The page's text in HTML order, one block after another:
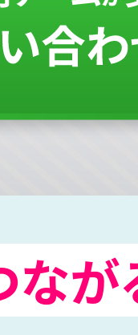
なが